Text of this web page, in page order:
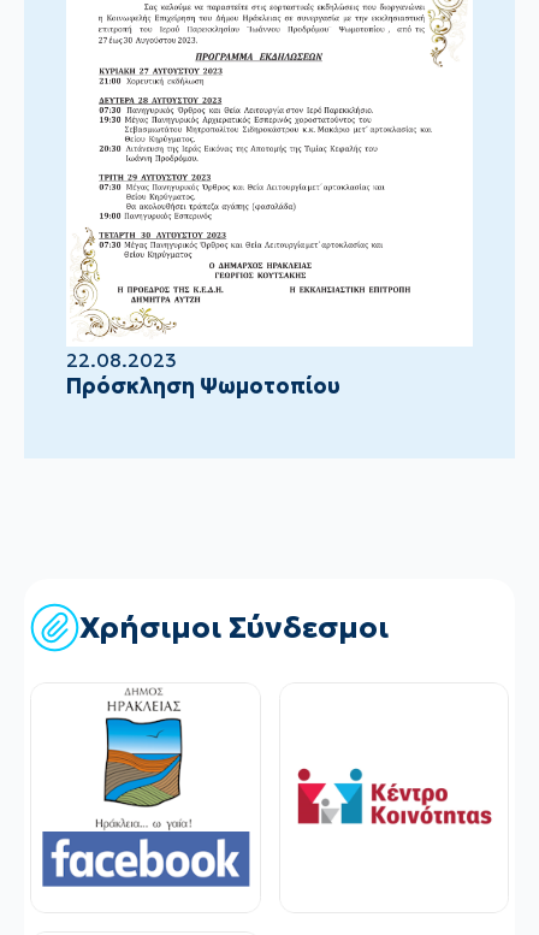
22.08.2023
Πρόσκληση Ψωμοτοπίου
Χρήσιμοι Σύνδεσμοι